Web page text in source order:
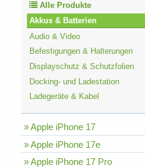
Alle Produkte
Akkus & Batterien
Audio & Video
Befestigungen & Halterungen
Displayschutz & Schutzfolien
Docking- und Ladestation
Ladegeräte & Kabel
» Apple iPhone 17
» Apple iPhone 17e
» Apple iPhone 17 Pro